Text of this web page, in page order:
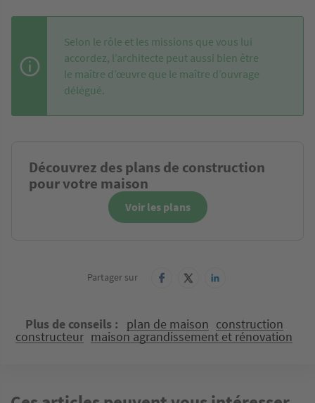
Selon le rôle et les missions que vous lui
accordez, l’architecte peut aussi bien être
le maître d’œuvre que le maître d’ouvrage
délégué.
Découvrez des plans de construction
pour votre maison
Voir les plans
Partager sur
Plus de conseils plan de maison construction
constructeur maison agrandissement et rénovation